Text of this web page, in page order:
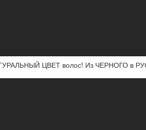
ЦВЕТ волос! Из ЧЕРНОГО в